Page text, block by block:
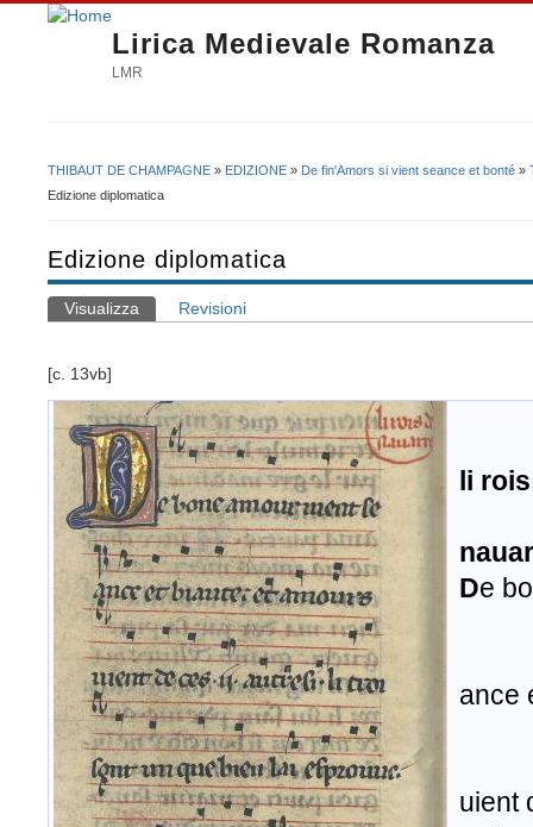
Lirica Medievale Romanza
LMR
Tu sei qui
THIBAUT DE CHAMPAGNE » EDIZIONE » De fin'Amors si vient seance et bonté »
Edizione diplomatica
Edizione diplomatica
Schede primarie
Visualizza (scheda attiva)
Revisioni
[c. 13vb]
li
De
ance
uient